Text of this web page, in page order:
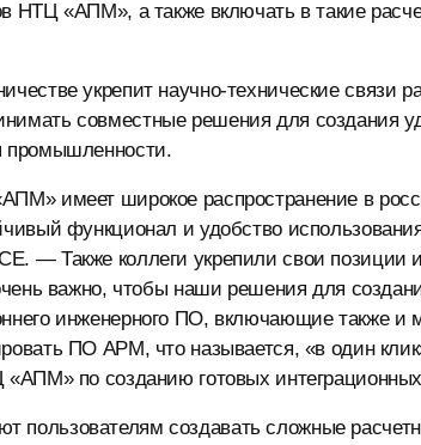
НТЦ «АПМ», а также включать в такие
укрепит научно-технические связи
совместные решения для создания
промышленности.
имеет широкое распространение в
функционал и удобство
— Также коллеги укрепили свои позиции
важно, чтобы наши решения для
инженерного ПО, включающие также
ПО APM, что называется, «в один
по созданию готовых
пользователям создавать сложные